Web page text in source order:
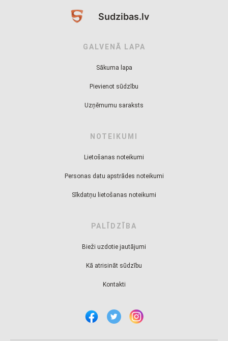
Sudzibas.lv
GALVENĀ LAPA
Sākuma lapa
Pievienot sūdzību
Uzņēmumu saraksts
NOTEIKUMI
Lietošanas noteikumi
Personas datu apstrādes noteikumi
Sīkdatņu lietošanas noteikumi
PALĪDZĪBA
Bieži uzdotie jautājumi
Kā atrisināt sūdzību
Kontakti